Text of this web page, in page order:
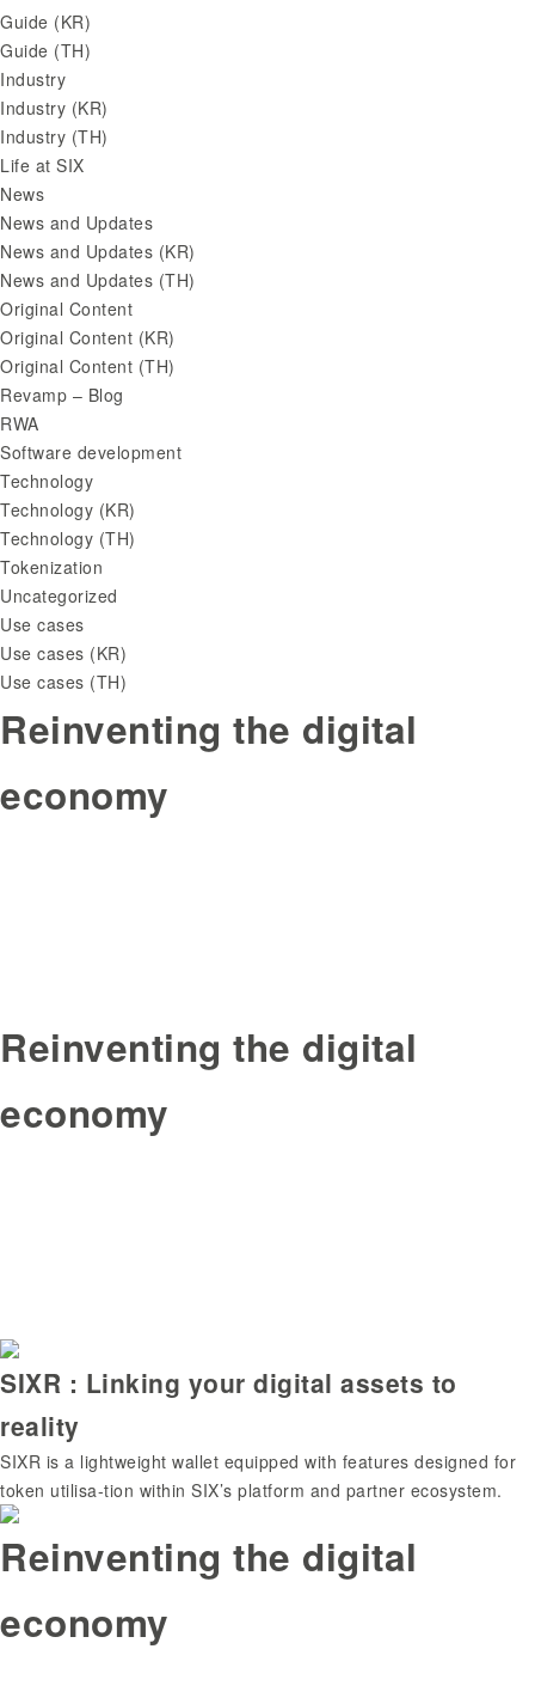
Guide (KR)
Guide (TH)
Industry
Industry (KR)
Industry (TH)
Life at SIX
News
News and Updates
News and Updates (KR)
News and Updates (TH)
Original Content
Original Content (KR)
Original Content (TH)
Revamp – Blog
RWA
Software development
Technology
Technology (KR)
Technology (TH)
Tokenization
Uncategorized
Use cases
Use cases (KR)
Use cases (TH)
Reinventing the digital
economy
Reinventing the digital
economy
SIXR : Linking your digital assets to
reality
SIXR is a lightweight wallet equipped with features designed for
token utilisa-tion within SIX’s platform and partner ecosystem.
Reinventing the digital
economy